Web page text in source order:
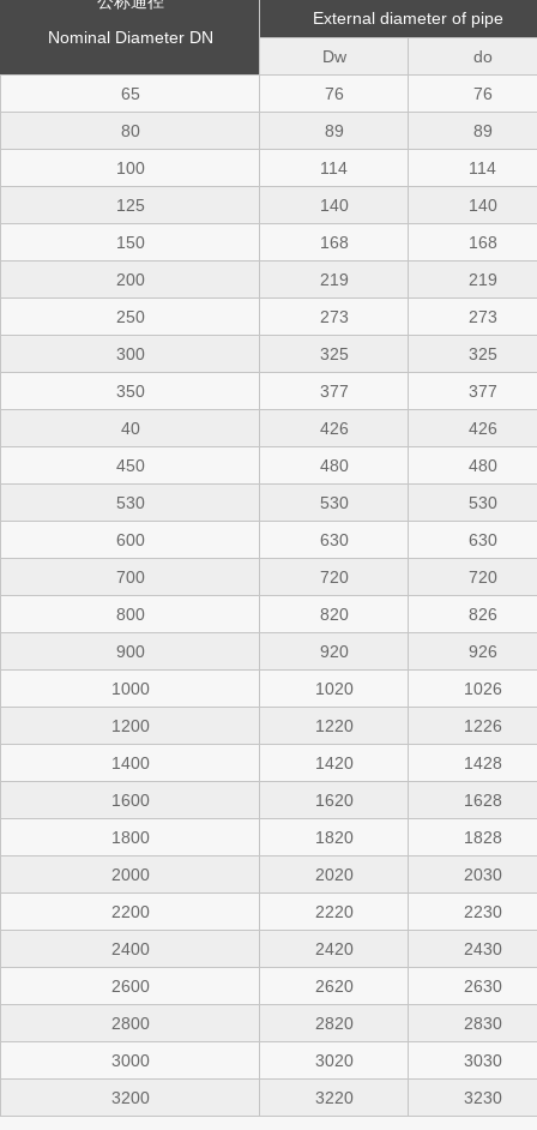
Nominal Diameter DN
External diameter of pipe
Dw
do
65
76
76
80
89
89
100
114
114
125
140
140
150
168
168
200
219
219
250
273
273
300
325
325
350
377
377
40
426
426
450
480
480
530
530
530
600
630
630
700
720
720
800
820
826
900
920
926
1000
1020
1026
1200
1220
1226
1400
1420
1428
1600
1620
1628
1800
1820
1828
2000
2020
2030
2200
2220
2230
2400
2420
2430
2600
2620
2630
2800
2820
2830
3000
3020
3030
3200
3220 3230